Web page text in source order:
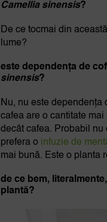
Camellia sinensis?
De ce tocmai din
lume?
este dependența de
sinensis?
Nu, nu este dependența
cafea are o cantitate
decât cafea. Probabil
prefera o infuzie de
mai bună. Este o planta
de ce bem,
plantă?